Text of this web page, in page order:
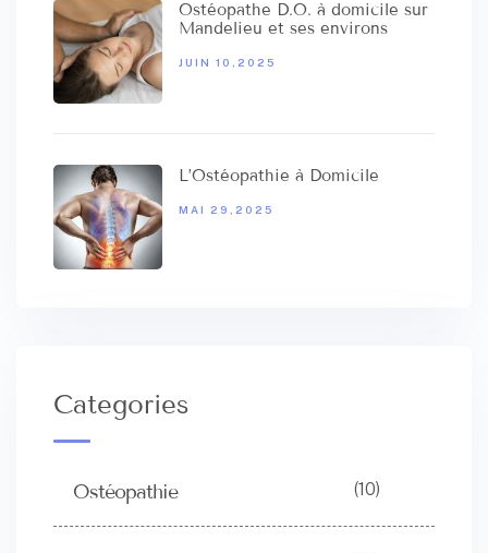
Ostéopathe D.O. à domicile sur
Mandelieu et ses environs
JUIN 10,2025
L’Ostéopathie à Domicile
MAI 29,2025
Categories
Ostéopathie (10)